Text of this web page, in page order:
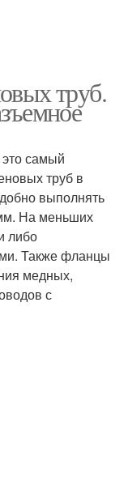
труб.
самый
труб в
выполнять
На меньших
либо
Также фланцы
медных,
с